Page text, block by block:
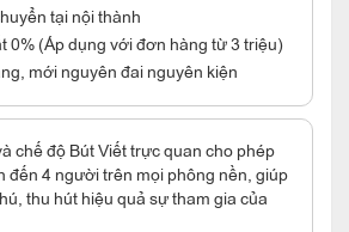
tại nội thành
0% (Áp dụng với đơn hàng từ 3 triệu)
mới nguyên đai nguyên kiện
chế độ Bút Viết trực quan cho phép
đến 4 người trên mọi phông nền, giúp
thu hút hiệu quả sự tham gia của